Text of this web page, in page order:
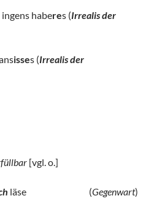
haberes (Irrealis der
isses (Irrealis der
[vgl. o.]
läse (Gegenwart)